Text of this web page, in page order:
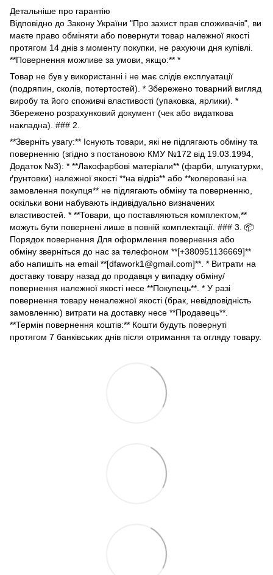
Детальніше про гарантію
Відповідно до Закону України "Про захист прав споживачів", ви
маєте право обміняти або повернути товар належної якості
протягом 14 днів з моменту покупки, не рахуючи дня купівлі.
**Повернення можливе за умови, якщо:** *
Товар не був у використанні і не має слідів експлуатації
(подряпин, сколів, потертостей). * Збережено товарний вигляд
виробу та його споживчі властивості (упаковка, ярлики). *
Збережено розрахунковий документ (чек або видаткова
накладна). ### 2.
**Зверніть увагу:** Існують товари, які не підлягають обміну та
поверненню (згідно з постановою КМУ №172 від 19.03.1994,
Додаток №3): * **Лакофарбові матеріали** (фарби, штукатурки,
ґрунтовки) належної якості **на відріз** або **колеровані на
замовлення покупця** не підлягають обміну та поверненню,
оскільки вони набувають індивідуально визначених
властивостей. * **Товари, що поставляються комплектом,**
можуть бути повернені лише в повній комплектації. ### 3. 📦
Порядок повернення Для оформлення повернення або
обміну зверніться до нас за телефоном **[+380951136669]**
або напишіть на email **[dfawork1@gmail.com]**. * Витрати на
доставку товару назад до продавця у випадку обміну/
повернення належної якості несе **Покупець**. * У разі
повернення товару неналежної якості (брак, невідповідність
замовленню) витрати на доставку несе **Продавець**.
**Термін повернення коштів:** Кошти будуть повернуті
протягом 7 банківських днів після отримання та огляду товару.